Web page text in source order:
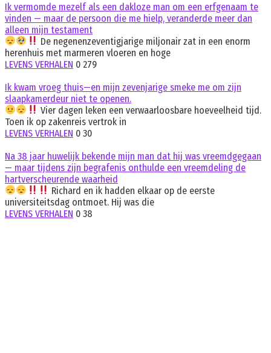
Ik vermomde mezelf als een dakloze man om een erfgenaam te
vinden — maar de persoon die me hielp, veranderde meer dan
alleen mijn testament
De negenenzeventigjarige miljonair zat in een enorm
herenhuis met marmeren vloeren en hoge
LEVENS VERHALEN 0 279
Ik kwam vroeg thuis—en mijn zevenjarige smeke me om zijn
slaapkamerdeur niet te openen.
Vier dagen leken een verwaarloosbare hoeveelheid tijd.
Toen ik op zakenreis vertrok in
LEVENS VERHALEN 0 30
Na 38 jaar huwelijk bekende mijn man dat hij was vreemdgegaan
— maar tijdens zijn begrafenis onthulde een vreemdeling de
hartverscheurende waarheid
Richard en ik hadden elkaar op de eerste
universiteitsdag ontmoet. Hij was die
LEVENS VERHALEN 0 38